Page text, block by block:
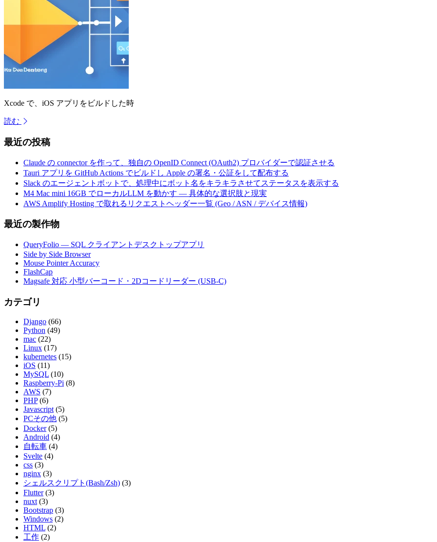
Xcode で、iOS アプリをビルドした時
読む
最近の投稿
Claude の connector を作って、独自の OpenID Connect (OAuth2) プロバイダーで認証させる
Tauri アプリを GitHub Actions でビルドし Apple の署名・公証をして配布する
Slack のエージェントボットで、処理中にボット名をキラキラさせてステータスを表示する
M4 Mac mini 16GB でローカルLLM を動かす — 具体的な選択肢と現実
AWS Amplify Hosting で取れるリクエストヘッダー一覧 (Geo / ASN / デバイス情報)
最近の製作物
QueryFolio — SQL クライアントデスクトップアプリ
Side by Side Browser
Mouse Pointer Accuracy
FlashCap
Magsafe 対応 小型バーコード・2Dコードリーダー (USB-C)
カテゴリ
Django (66)
Python (49)
mac (22)
Linux (17)
kubernetes (15)
iOS (11)
MySQL (10)
Raspberry-Pi (8)
AWS (7)
PHP (6)
Javascript (5)
PCその他 (5)
Docker (5)
Android (4)
自転車 (4)
Svelte (4)
css (3)
nginx (3)
シェルスクリプト(Bash/Zsh) (3)
Flutter (3)
nuxt (3)
Bootstrap (3)
Windows (2)
HTML (2)
工作 (2)